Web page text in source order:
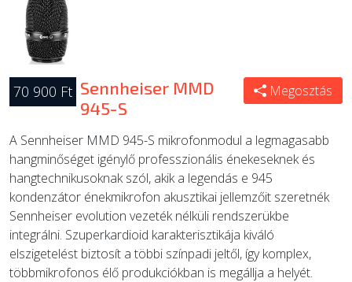
70 900 Ft Sennheiser MMD
945-S
Megosztás
A Sennheiser MMD 945-S mikrofonmodul a legmagasabb
hangminőséget igénylő professzionális énekeseknek és
hangtechnikusoknak szól, akik a legendás e 945
kondenzátor énekmikrofon akusztikai jellemzőit szeretnék
Sennheiser evolution vezeték nélküli rendszerükbe
integrálni. Szuperkardioid karakterisztikája kiváló
elszigetelést biztosít a többi színpadi jeltől, így komplex,
többmikrofonos élő produkciókban is megállja a helyét.